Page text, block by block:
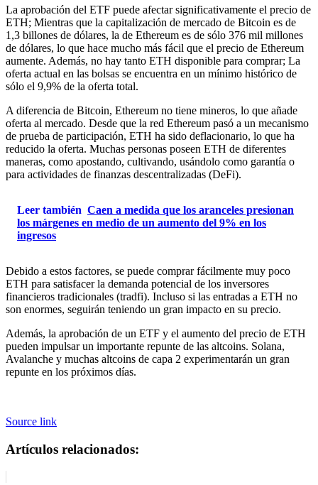
La aprobación del ETF puede afectar significativamente el precio de
ETH; Mientras que la capitalización de mercado de Bitcoin es de
1,3 billones de dólares, la de Ethereum es de sólo 376 mil millones
de dólares, lo que hace mucho más fácil que el precio de Ethereum
aumente. Además, no hay tanto ETH disponible para comprar; La
oferta actual en las bolsas se encuentra en un mínimo histórico de
sólo el 9,9% de la oferta total.
A diferencia de Bitcoin, Ethereum no tiene mineros, lo que añade
oferta al mercado. Desde que la red Ethereum pasó a un mecanismo
de prueba de participación, ETH ha sido deflacionario, lo que ha
reducido la oferta. Muchas personas poseen ETH de diferentes
maneras, como apostando, cultivando, usándolo como garantía o
para actividades de finanzas descentralizadas (DeFi).
Leer también Caen a medida que los aranceles presionan
los márgenes en medio de un aumento del 9% en los
ingresos
Debido a estos factores, se puede comprar fácilmente muy poco
ETH para satisfacer la demanda potencial de los inversores
financieros tradicionales (tradfi). Incluso si las entradas a ETH no
son enormes, seguirán teniendo un gran impacto en su precio.
Además, la aprobación de un ETF y el aumento del precio de ETH
pueden impulsar un importante repunte de las altcoins. Solana,
Avalanche y muchas altcoins de capa 2 experimentarán un gran
repunte en los próximos días.
Source link
Artículos relacionados: